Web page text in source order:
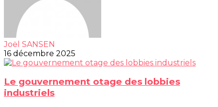
Joël SANSEN
16 décembre 2025
Le gouvernement otage des lobbies
industriels